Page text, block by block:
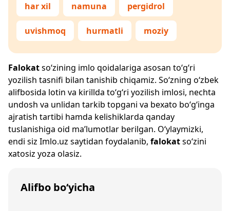
har xil namuna pergidrol
uvishmoq hurmatli moziy
Falokatso‘zining imlo qoidalariga asosan to‘g‘ri
yozilish tasnifi bilan tanishib chiqamiz. So‘zning o‘zbek
alifbosida lotin va kirillda to‘g‘ri yozilish imlosi, nechta
undosh va unlidan tarkib topgani va bexato bo‘g‘inga
ajratish tartibi hamda kelishiklarda qanday
tuslanishiga oid ma’lumotlar berilgan. O‘ylaymizki,
endi siz Imlo.uz saytidan foydalanib, falokatso‘zini
xatosiz yoza olasiz.
Alifbo bo‘yicha